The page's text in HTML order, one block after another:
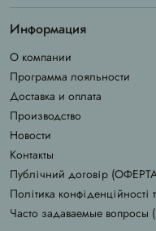
Информация
О компании
Программа лояльности
Доставка и оплата
Производство
Новости
Контакты
Публічний договір
Політика
Часто задаваемые вопросы